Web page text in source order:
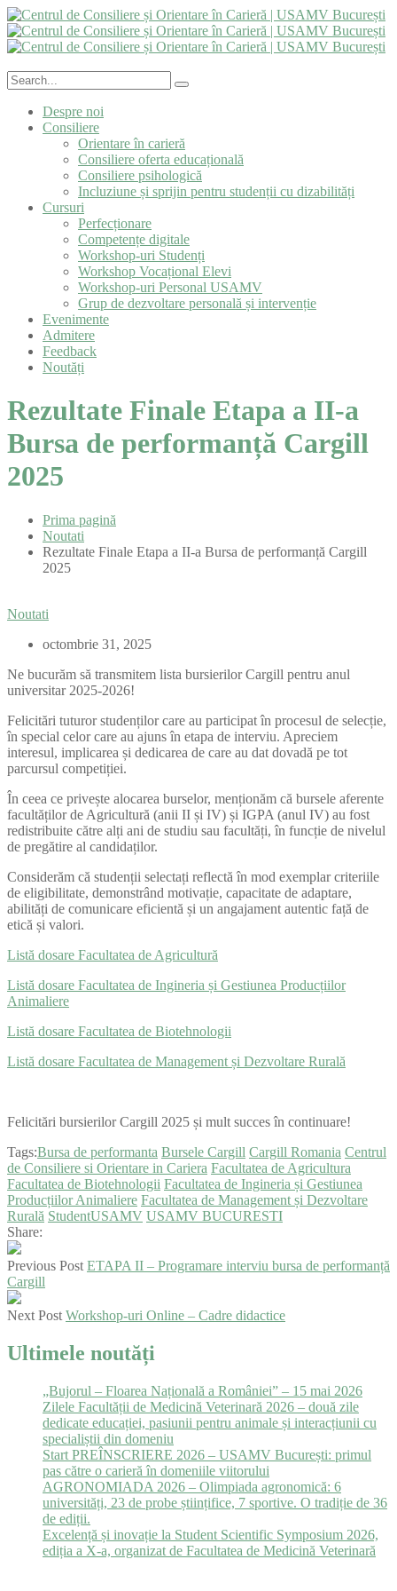
Despre noi
Consiliere
Orientare în carieră
Consiliere oferta educațională
Consiliere psihologică
Incluziune și sprijin pentru studenții cu dizabilități
Cursuri
Perfecționare
Competențe digitale
Workshop-uri Studenți
Workshop Vocațional Elevi
Workshop-uri Personal USAMV
Grup de dezvoltare personală și intervenție
Evenimente
Admitere
Feedback
Noutăți
Rezultate Finale Etapa a II-a
Bursa de performanță Cargill
2025
Prima pagină
Noutati
Rezultate Finale Etapa a II-a Bursa de performanță Cargill
2025
Noutati
octombrie 31, 2025
Ne bucurăm să transmitem lista bursierilor Cargill pentru anul
universitar 2025-2026!
Felicitări tuturor studenților care au participat în procesul de selecție,
în special celor care au ajuns în etapa de interviu. Apreciem
interesul, implicarea și dedicarea de care au dat dovadă pe tot
parcursul competiției.
În ceea ce privește alocarea burselor, menționăm că bursele aferente
facultăților de Agricultură (anii II și IV) și IGPA (anul IV) au fost
redistribuite către alți ani de studiu sau facultăți, în funcție de nivelul
de pregătire al candidaților.
Considerăm că studenții selectați reflectă în mod exemplar criteriile
de eligibilitate, demonstrând motivație, capacitate de adaptare,
abilități de comunicare eficientă și un angajament autentic față de
etică și valori.
Listă dosare Facultatea de Agricultură
Listă dosare Facultatea de Ingineria și Gestiunea Producțiilor
Animaliere
Listă dosare Facultatea de Biotehnologii
Listă dosare Facultatea de Management și Dezvoltare Rurală
Felicitări bursierilor Cargill 2025 și mult succes în continuare!
Tags:Bursa de performanta Bursele Cargill Cargill Romania Centrul
de Consiliere si Orientare in Cariera Facultatea de Agricultura
Facultatea de Biotehnologii Facultatea de Ingineria și Gestiunea
Producțiilor Animaliere Facultatea de Management și Dezvoltare
Rurală StudentUSAMV USAMV BUCURESTI
Share:
Previous Post ETAPA II – Programare interviu bursa de performanță
Cargill
Next Post Workshop-uri Online – Cadre didactice
Ultimele noutăți
„Bujorul – Floarea Națională a României” – 15 mai 2026
Zilele Facultății de Medicină Veterinară 2026 – două zile
dedicate educației, pasiunii pentru animale și interacțiunii cu
specialiștii din domeniu
Start PREÎNSCRIERE 2026 – USAMV București: primul
pas către o carieră în domeniile viitorului
AGRONOMIADA 2026 – Olimpiada agronomică: 6
universități, 23 de probe științifice, 7 sportive. O tradiție de 36
de ediții.
Excelență și inovație la Student Scientific Symposium 2026,
ediția a X-a, organizat de Facultatea de Medicină Veterinară